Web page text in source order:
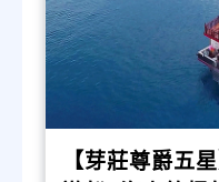
【芽莊尊爵五